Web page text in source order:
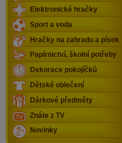
Elektronické hračky
Sport a voda
Hračky na zahradu a písek
Papírnictví, školní potřeby
Dekorace pokojíčků
Dětské oblečení
Dárkové předměty
Znáte z TV
Novinky